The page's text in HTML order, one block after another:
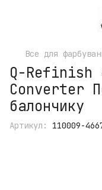
Все для
Q-Refinish
Converter
балончику
Артикул: 110009-